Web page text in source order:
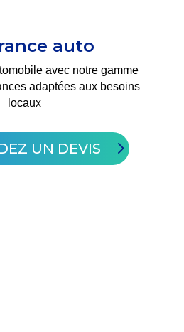
auto
avec notre gamme
adaptées aux besoins
locaux
UN DEVIS